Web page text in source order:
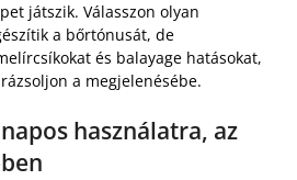
játszik. Válasszon olyan
a bőrtónusát, de
és balayage hatásokat,
a megjelenésébe.
használatra, az